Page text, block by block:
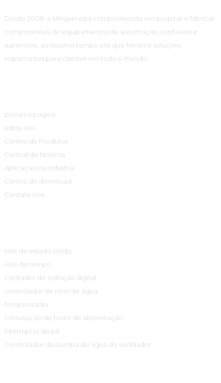
Desde 2008, a Mingxin está comprometida em projetar e fabricar
componentes de equipamentos de automação confiáveis ​​e
superiores, ao mesmo tempo em que fornece soluções
impactantes para clientes em todo o mundo.
primeira página
sobre nós
Centro de Produtos
Central de Notícias
Aplicação na indústria
Centro de download
Contate-nos
relé de estado sólido
relé de tempo
Contador de exibição digital
controlador de nível de água
temporizador
comutação de fonte de alimentação
Interruptor de pé
Controlador da bomba de água do ventilador